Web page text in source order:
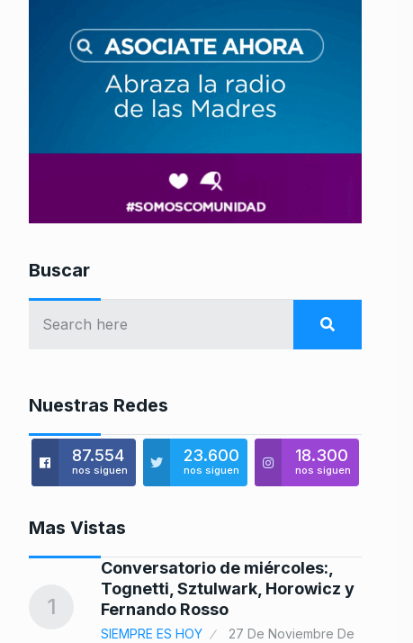
Buscar
Nuestras Redes
87.554
nos siguen
23.600
nos siguen
18.300
nos siguen
Mas Vistas
1
Conversatorio de miércoles:,
Tognetti, Sztulwark, Horowicz y
Fernando Rosso
SIEMPRE ES HOY
27 De Noviembre De